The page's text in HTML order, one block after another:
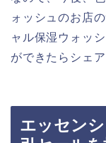
ォッシュのお店
ャル保湿ウォッ
ができたらシェ
エッセン